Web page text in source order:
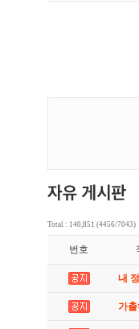
Total : 140,851 (4456/7043)
번호
내
가